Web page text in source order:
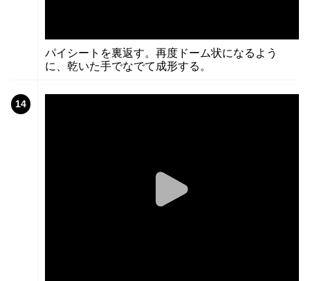
パイシートを裏返す。再度ドーム状になるよう
に、乾いた手でなでて成形する。
14